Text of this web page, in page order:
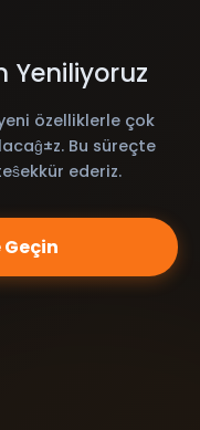
Yeniliyoruz
özelliklerle çok
Bu süreçte
ederiz.